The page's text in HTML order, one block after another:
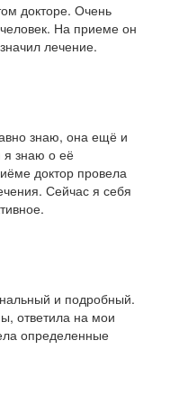
докторе. Очень
На приеме он
лечение.
знаю, она ещё и
я знаю о её
доктор провела
Сейчас я себя
и подробный.
ответила на мои
определенные